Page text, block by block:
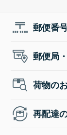
郵便番
郵便局
荷物の
再配達